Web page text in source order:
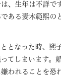
、生年は不詳で
ある妻木範熙の
となった時、熙
てしまいます。
われることを恐